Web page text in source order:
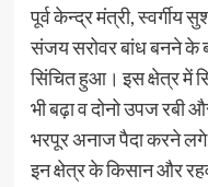
पूर्व केन्द्र मंत्री, स्वर्गीय
संजय सरोवर बांध बनने के
सिंचित हुआ। इस क्षेत्र में
भी बढ़ा व दोनो उपज
भरपूर अनाज पैदा करने लगे,
इन क्षेत्र के किसान और